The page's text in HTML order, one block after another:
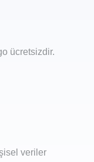
ücretsizdir.
veriler